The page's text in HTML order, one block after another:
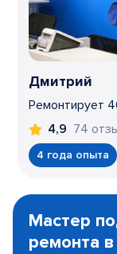
Дмитрий
Ремонтирует
4,9 74
4 года опыта
1
Мастер
ремонта в